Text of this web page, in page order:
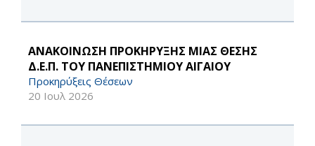
ΑΝΑΚΟΙΝΩΣΗ ΠΡΟΚΗΡΥΞΗΣ ΜΙΑΣ ΘΕΣΗΣ
Δ.Ε.Π. ΤΟΥ ΠΑΝΕΠΙΣΤΗΜΙΟΥ ΑΙΓΑΙΟΥ
Προκηρύξεις Θέσεων
20 Ιουλ 2026